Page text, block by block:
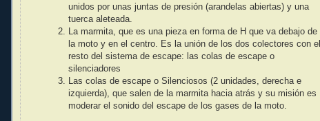
unidos por unas juntas de presión (arandelas abiertas) y una
tuerca aleteada.
La marmita, que es una pieza en forma de H que va debajo de
la moto y en el centro. Es la unión de los dos colectores con el
resto del sistema de escape: las colas de escape o
silenciadores
Las colas de escape o Silenciosos (2 unidades, derecha e
izquierda), que salen de la marmita hacia atrás y su misión es
moderar el sonido del escape de los gases de la moto.